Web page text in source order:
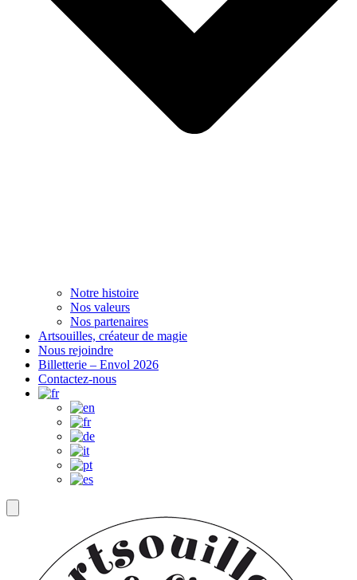
Notre histoire
Nos valeurs
Nos partenaires
Artsouilles, créateur de magie
Nous rejoindre
Billetterie – Envol 2026
Contactez-nous